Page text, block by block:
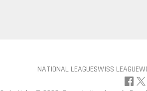
NATIONAL LEAGUESWISS LEAGUE